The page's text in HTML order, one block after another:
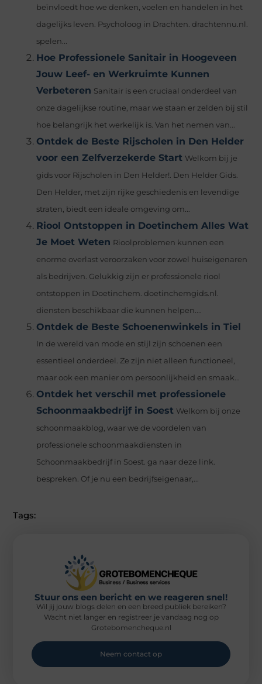
beïnvloedt hoe we denken, voelen en handelen in het
dagelijks leven. Psycholoog in Drachten. drachtennu.nl.
spelen...
Hoe Professionele Sanitair in Hoogeveen
Jouw Leef- en Werkruimte Kunnen
Verbeteren Sanitair is een cruciaal onderdeel van
onze dagelijkse routine, maar we staan er zelden bij stil
hoe belangrijk het werkelijk is. Van het nemen van...
Ontdek de Beste Rijscholen in Den Helder
voor een Zelfverzekerde Start Welkom bij je
gids voor Rijscholen in Den Helder!. Den Helder Gids.
Den Helder, met zijn rijke geschiedenis en levendige
straten, biedt een ideale omgeving om...
Riool Ontstoppen in Doetinchem Alles Wat
Je Moet Weten Rioolproblemen kunnen een
enorme overlast veroorzaken voor zowel huiseigenaren
als bedrijven. Gelukkig zijn er professionele riool
ontstoppen in Doetinchem. doetinchemgids.nl.
diensten beschikbaar die kunnen helpen....
Ontdek de Beste Schoenenwinkels in Tiel
In de wereld van mode en stijl zijn schoenen een
essentieel onderdeel. Ze zijn niet alleen functioneel,
maar ook een manier om persoonlijkheid en smaak...
Ontdek het verschil met professionele
Schoonmaakbedrijf in Soest Welkom bij onze
schoonmaakblog, waar we de voordelen van
professionele schoonmaakdiensten in
Schoonmaakbedrijf in Soest. ga naar deze link.
bespreken. Of je nu een bedrijfseigenaar,...
Tags:
Stuur ons een bericht en we reageren snel!
Wil jij jouw blogs delen en een breed publiek bereiken?
Wacht niet langer en registreer je vandaag nog op
Grotebomencheque.nl
Neem contact op